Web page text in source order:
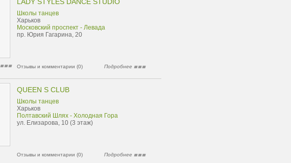
Школы танцев
Харьков
Московский проспект - Левада
пр. Юрия Гагарина, 20
Отзывы и комментарии (0) Подробнее
QUEEN S CLUB
Школы танцев
Харьков
Полтавский Шлях - Холодная Гора
ул. Елизарова, 10 (3 этаж)
Отзывы и комментарии (0) Подробнее